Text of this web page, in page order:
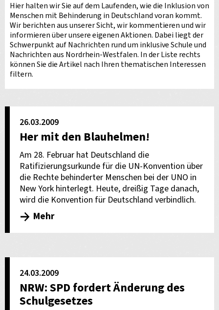
Hier halten wir Sie auf dem Laufenden, wie die Inklusion von
Menschen mit Behinderung in Deutschland voran kommt.
Wir berichten aus unserer Sicht, wir kommentieren und wir
informieren über unsere eigenen Aktionen. Dabei liegt der
Schwerpunkt auf Nachrichten rund um inklusive Schule und
Nachrichten aus Nordrhein-Westfalen. In der Liste rechts
können Sie die Artikel nach Ihren thematischen Interessen
filtern.
26.03.2009
Her mit den Blauhelmen!
Am 28. Februar hat Deutschland die
Ratifizierungsurkunde für die UN-Konvention über
die Rechte behinderter Menschen bei der UNO in
New York hinterlegt. Heute, dreißig Tage danach,
wird die Konvention für Deutschland verbindlich.
Mehr
24.03.2009
NRW: SPD fordert Änderung des
Schulgesetzes